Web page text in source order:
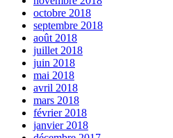
octobre 2018
septembre 2018
août 2018
juillet 2018
juin 2018
mai 2018
avril 2018
mars 2018
février 2018
janvier 2018